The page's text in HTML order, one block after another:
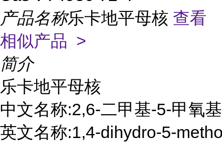
产品名称乐卡地平母核 查看
相似产品 >
简介
乐卡地平母核
中文名称:2,6-二甲基-5-甲氧
英文名称:1,4-dihydro-5-